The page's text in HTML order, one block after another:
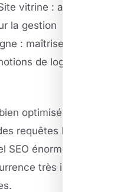
vitrine : aucune
la gestion
: maîtrise d'un
de logistique,
optimisé, il se
requêtes locales.
SEO énorme via les
très intense